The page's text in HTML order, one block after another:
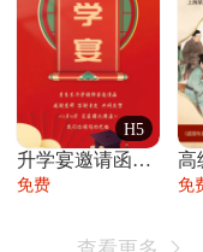
H5
升学宴邀请函喜报金榜题名高端谢师宴邀请函
免费 免